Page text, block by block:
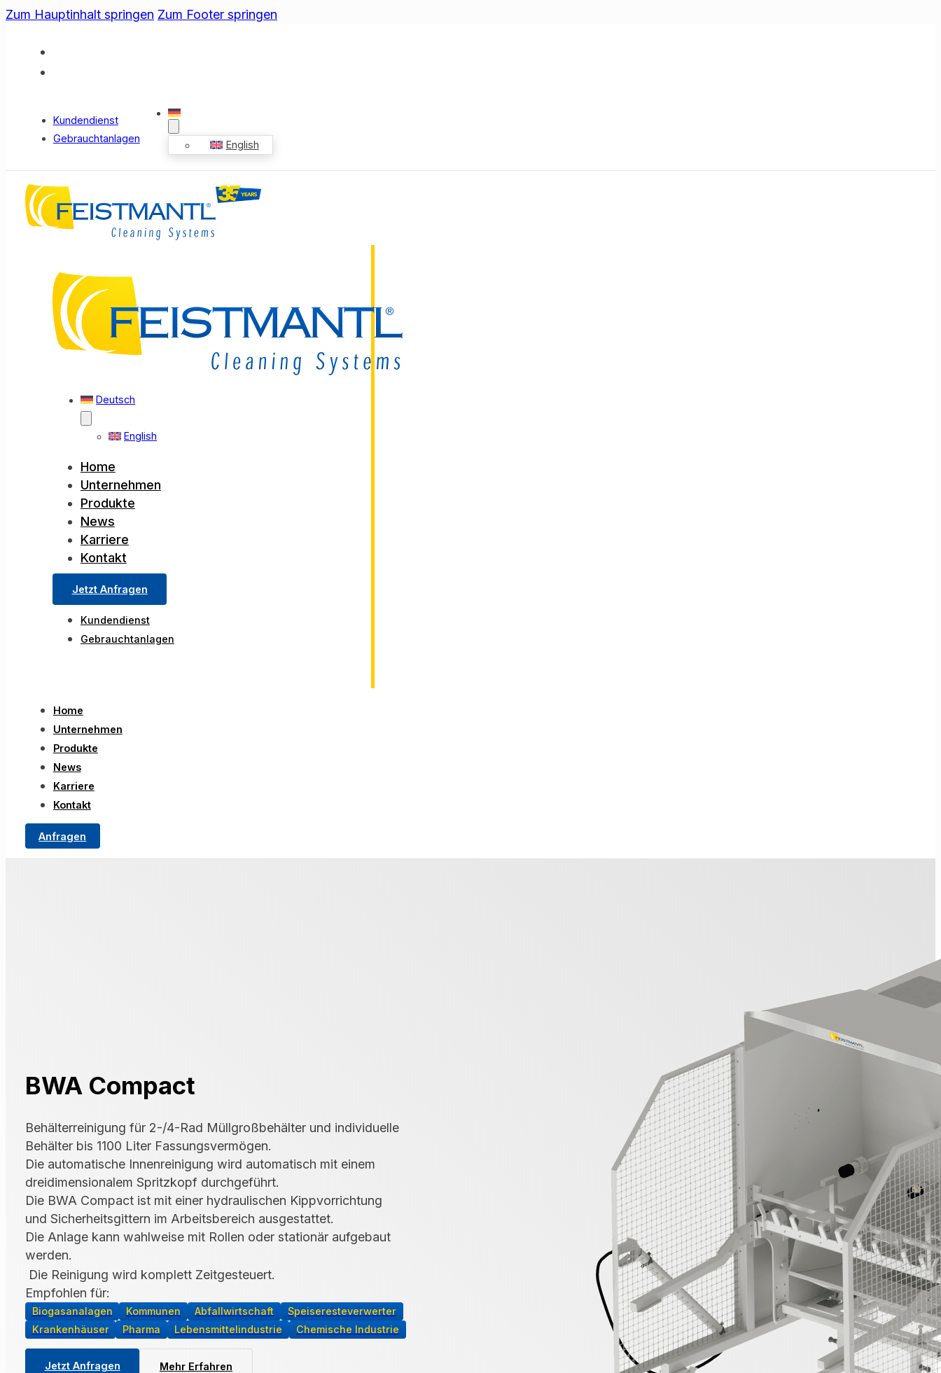
Zum Hauptinhalt springen Zum Footer springen
Kundendienst
Gebrauchtanlagen
English
Deutsch
English
Home
Unternehmen
Produkte
News
Karriere
Kontakt
Jetzt Anfragen
Kundendienst
Gebrauchtanlagen
Home
Unternehmen
Produkte
News
Karriere
Kontakt
Anfragen
BWA Compact
Behälterreinigung für 2-/4-Rad Müllgroßbehälter und individuelle
Behälter bis 1100 Liter Fassungsvermögen.
Die automatische Innenreinigung wird automatisch mit einem
dreidimensionalem Spritzkopf durchgeführt.
Die BWA Compact ist mit einer hydraulischen Kippvorrichtung
und Sicherheitsgittern im Arbeitsbereich ausgestattet.
Die Anlage kann wahlweise mit Rollen oder stationär aufgebaut
werden.
Die Reinigung wird komplett Zeitgesteuert.
Empfohlen für:
Biogasanalagen Kommunen Abfallwirtschaft
Speiseresteverwerter
Krankenhäuser
Pharma Lebensmittelindustrie Chemische Industrie
Jetzt Anfragen Mehr Erfahren